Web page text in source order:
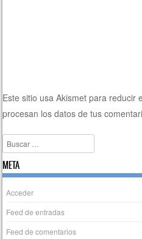
Este sitio usa Akismet para reducir
procesan los datos de tus
Buscar
META
Acceder
Feed de entradas
Feed de comentarios